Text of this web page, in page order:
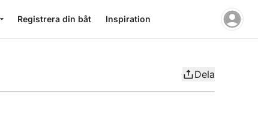
Registrera din båt Inspiration
Dela